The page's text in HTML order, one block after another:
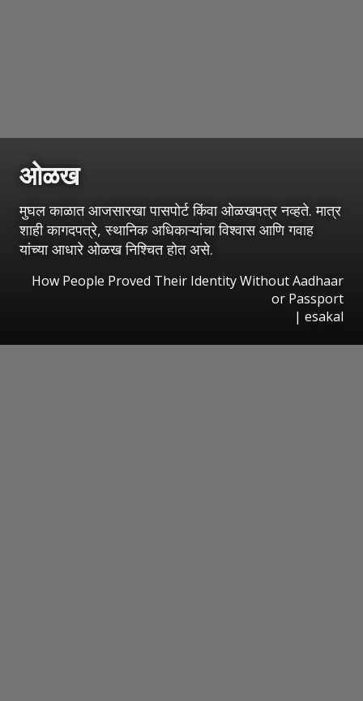
ओळख
मुघल काळात आजसारखा पासपोर्ट किंवा ओळखपत्र नव्हते. मात्र
शाही कागदपत्रे, स्थानिक अधिकाऱ्यांचा विश्वास आणि गवाह
यांच्या आधारे ओळख निश्चित होत असे.
How People Proved Their Identity Without Aadhaar
or Passport
| esakal